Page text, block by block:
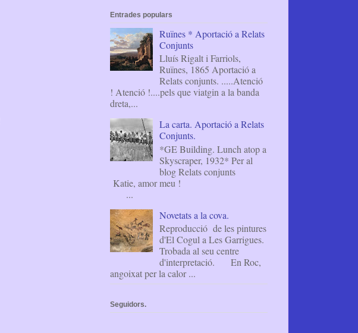
Entrades populars
Ruïnes * Aportació a Relats
Conjunts
Lluís Rigalt i Farriols,
Ruïnes, 1865 Aportació a
Relats conjunts. .....Atenció
! Atenció !....pels que viatgin a la banda
dreta,...
La carta. Aportació a Relats
Conjunts.
*GE Building. Lunch atop a
Skyscraper, 1932* Per al
blog Relats conjunts
Katie, amor meu !
...
Novetats a la cova.
Reproducció de les pintures
d'El Cogul a Les Garrigues.
Trobada al seu centre
d'interpretació. En Roc,
angoixat per la calor ...
Seguidors.